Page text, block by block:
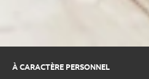
À CARACTÈRE PERSONNEL